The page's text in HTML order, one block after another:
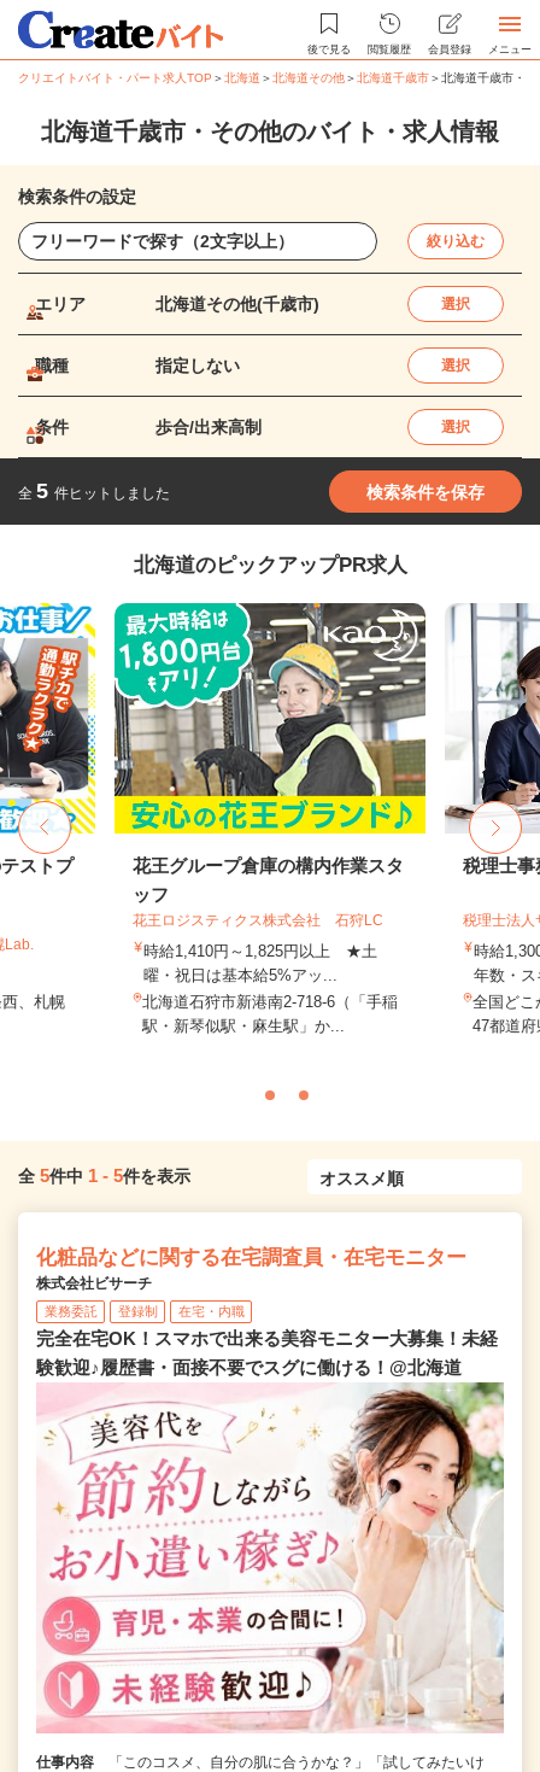
後で見る 閲覧履歴 会員登録 メニュー
クリエイトバイト・パート求人TOP ＞北海道 ＞北海道その他＞北海道千歳市＞北海道千歳市・
北海道千歳市・その他のバイト・求人情報
検索条件の設定
絞り込む
エリア 北海道その他(千歳市) 選択
職種 指定しない 選択
条件 歩合/出来高制 選択
全 5 件ヒットしました 検索条件を保存
北海道のピックアップPR求人
ストプ
、札幌
花王グループ倉庫の構内作業スタ
ッフ
花王ロジスティクス株式会社 石狩LC
時給1,410円～1,825円以上 ★土
曜・祝日は基本給5%アッ...
北海道石狩市新港南2-718-6（「手稲
駅・新琴似駅・麻生駅」か...
税理士事
税理士法人
時給
年数・
全国どこ
47都道
全 5件中 1 - 5件を表示
化粧品などに関する在宅調査員・在宅モニター
株式会社ビサーチ
業務委託 登録制 在宅・内職
完全在宅OK！スマホで出来る美容モニター大募集！未経
験歓迎♪履歴書・面接不要でスグに働ける！@北海道
仕事内容
「このコスメ、自分の肌に合うかな？」「試してみたいけ